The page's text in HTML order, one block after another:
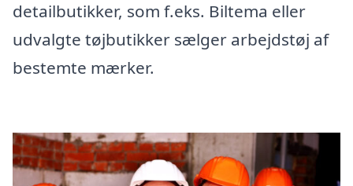
detailbutikker, som f.eks. Biltema eller
udvalgte tøjbutikker sælger arbejdstøj af
bestemte mærker.